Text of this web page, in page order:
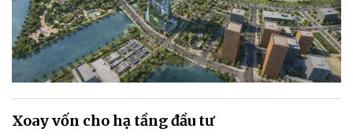
Xoay vốn cho hạ tầng đầu tư